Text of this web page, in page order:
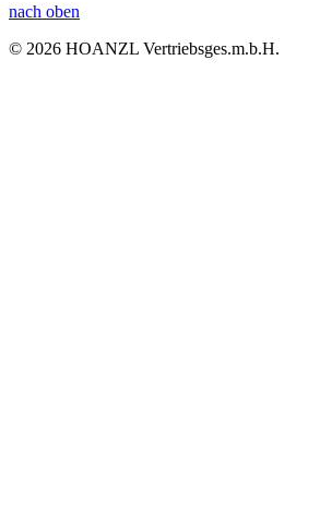
nach oben
© 2026 HOANZL Vertriebsges.m.b.H.